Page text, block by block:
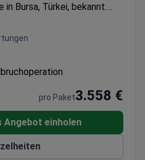
in Bursa, Türkei, bekannt.
der Brust,
Tage Hotelaufenthalt
Technik:
Operation des
pro Paket3.558 €
Angebot einholen